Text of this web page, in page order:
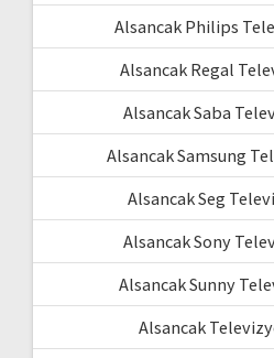
Alsancak Philips
Alsancak Regal
Alsancak Saba
Alsancak Samsung
Alsancak Seg
Alsancak Sony
Alsancak Sunny
Alsancak